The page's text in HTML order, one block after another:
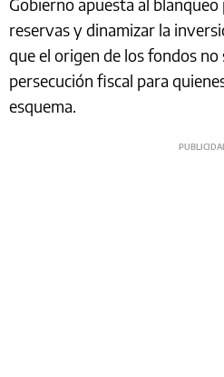
Gobierno apuesta al
reservas y dinamizar la
que el origen de los fondos
persecución fiscal para
esquema.